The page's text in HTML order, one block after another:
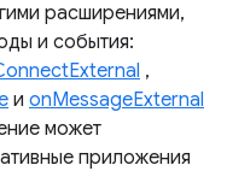
расширениями,
и события:
,
и onMessageExternal
может
приложения